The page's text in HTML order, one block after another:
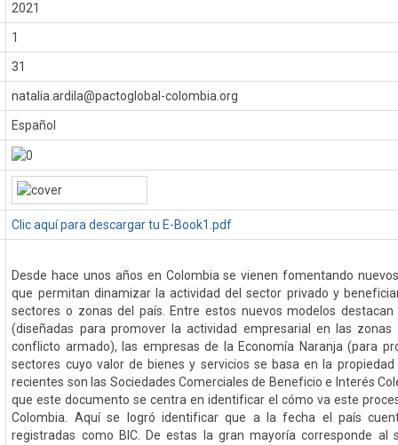
2021
1
31
natalia.ardila@pactoglobal-colombia.org
Español
Clic aquí para descargar tu E-Book1.pdf
Desde hace unos años en Colombia se vienen fomentando
que permitan dinamizar la actividad del sector privado y
sectores o zonas del país. Entre estos nuevos modelos destacan
(diseñadas para promover la actividad empresarial en las
conflicto armado), las empresas de la Economía Naranja (para
sectores cuyo valor de bienes y servicios se basa en la
recientes son las Sociedades Comerciales de Beneficio e Interés
que este documento se centra en identificar el cómo va este
Colombia. Aquí se logró identificar que a la fecha el país
registradas como BIC. De estas la gran mayoría corresponde al